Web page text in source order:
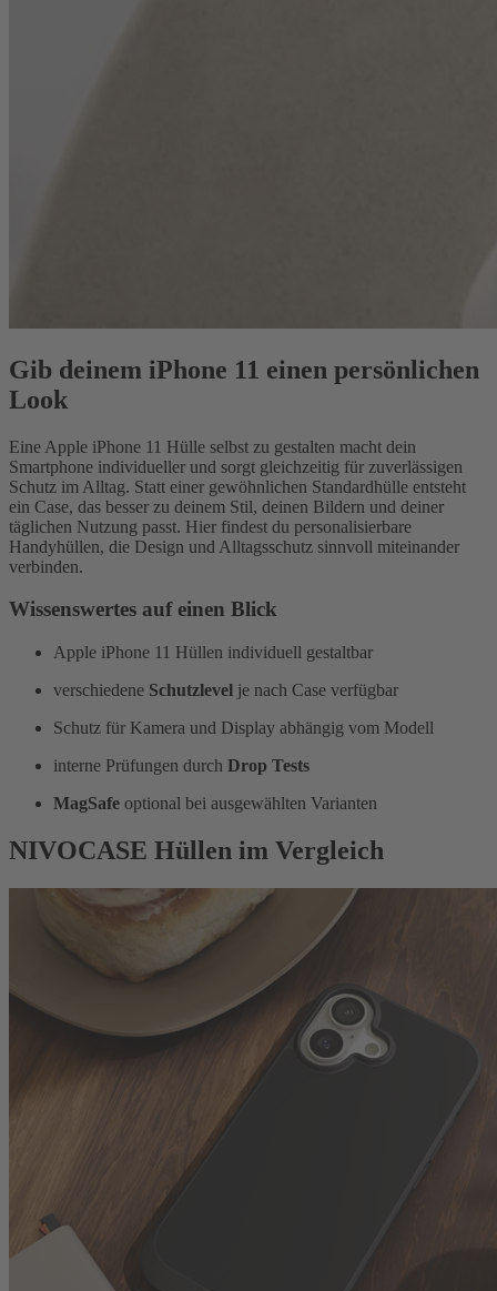
Gib deinem iPhone 11 einen persönlichen
Look
Eine Apple iPhone 11 Hülle selbst zu gestalten macht dein
Smartphone individueller und sorgt gleichzeitig für zuverlässigen
Schutz im Alltag. Statt einer gewöhnlichen Standardhülle entsteht
ein Case, das besser zu deinem Stil, deinen Bildern und deiner
täglichen Nutzung passt. Hier findest du personalisierbare
Handyhüllen, die Design und Alltagsschutz sinnvoll miteinander
verbinden.
Wissenswertes auf einen Blick
Apple iPhone 11 Hüllen individuell gestaltbar
verschiedene Schutzlevel je nach Case verfügbar
Schutz für Kamera und Display abhängig vom Modell
interne Prüfungen durch Drop Tests
MagSafe optional bei ausgewählten Varianten
NIVOCASE Hüllen im Vergleich